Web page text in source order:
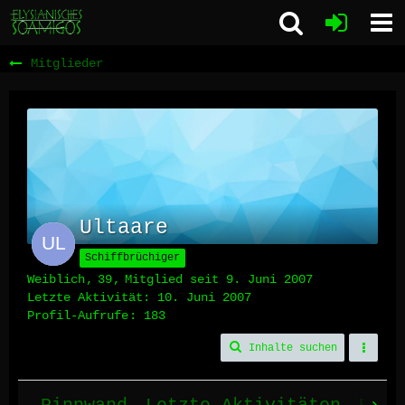
Mitglieder
Ultaare
Schiffbrüchiger
Weiblich 39
Mitglied seit 9. Juni 2007
Letzte Aktivität: 10. Juni 2007
Profil-Aufrufe
183
Inhalte suchen